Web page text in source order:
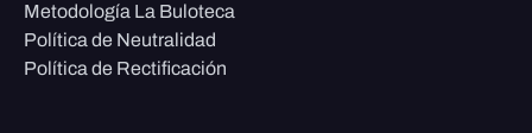
Metodología La Buloteca
Política de Neutralidad
Política de Rectificación